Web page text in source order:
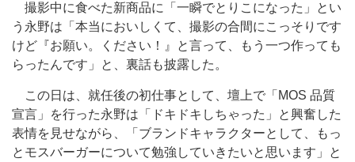
撮影中に食べた新商品に「一瞬でとりこになった」とい
う永野は「本当においしくて、撮影の合間にこっそりです
けど『お願い。ください！』と言って、もう一つ作っても
らったんです」と、裏話も披露した。
この日は、就任後の初仕事として、壇上で「MOS 品質
宣言」を行った永野は「ドキドキしちゃった」と興奮した
表情を見せながら、「ブランドキャラクターとして、もっ
とモスバーガーについて勉強していきたいと思います」と